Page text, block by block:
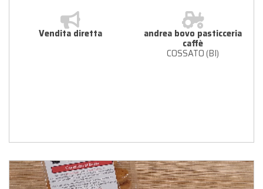
Vendita diretta andrea bovo pasticceria
caffè
COSSATO (BI)